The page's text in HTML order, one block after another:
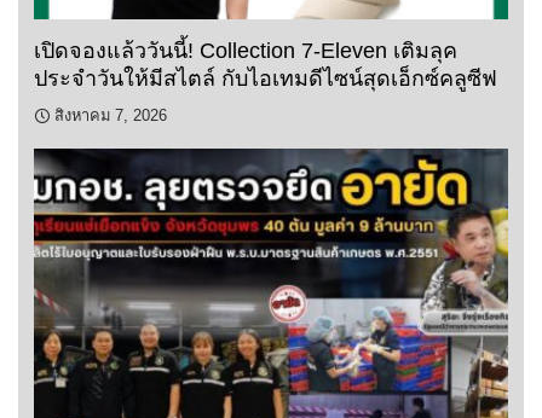
เปิดจองแล้ววันนี้! Collection 7-Eleven เติมลุค
ประจำวันให้มีสไตล์ กับไอเทมดีไซน์สุดเอ็กซ์คลูซีฟ
สิงหาคม 7, 2026